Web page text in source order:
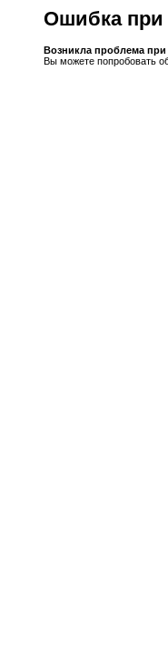
Ошибка при
Возникла проблема
Вы можете попробовать